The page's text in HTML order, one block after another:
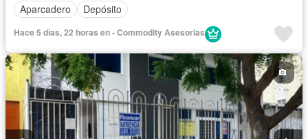
Aparcadero
Depósito
Hace 5 días, 22 horas en - Commodity Asesorias